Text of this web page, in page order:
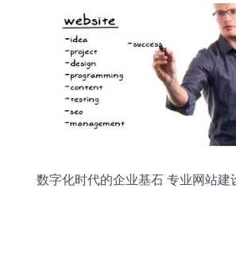
数字化时代的企业基石 专业网站建